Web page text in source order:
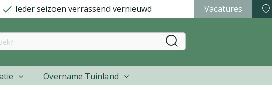
Ieder seizoen verrassend vernieuwd Vacatures
Overname Tuinland